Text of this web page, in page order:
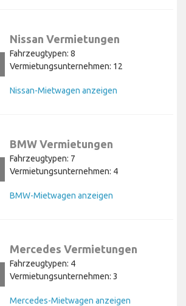
Nissan Vermietungen
Fahrzeugtypen: 8
Vermietungsunternehmen: 12
Nissan-Mietwagen anzeigen
BMW Vermietungen
Fahrzeugtypen: 7
Vermietungsunternehmen: 4
BMW-Mietwagen anzeigen
Mercedes Vermietungen
Fahrzeugtypen: 4
Vermietungsunternehmen: 3
Mercedes-Mietwagen anzeigen